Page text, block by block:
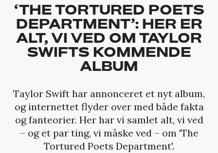
‘THE TORTURED POETS
DEPARTMENT’: HER ER
ALT, VI VED OM TAYLOR
SWIFTS KOMMENDE
ALBUM
Taylor Swift har annonceret et nyt album,
og internettet flyder over med både fakta
og fanteorier. Her har vi samlet alt, vi ved
– og et par ting, vi måske ved – om 'The
Tortured Poets Department'.